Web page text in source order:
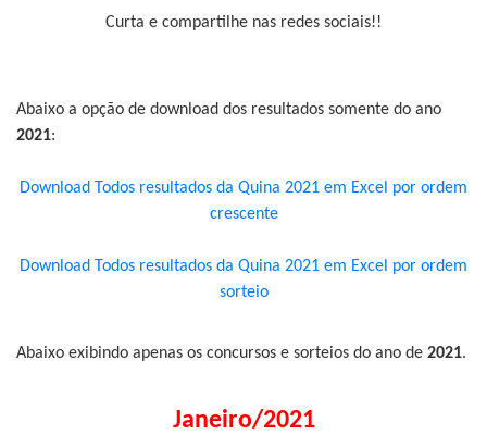
Curta e compartilhe nas redes sociais!!
Abaixo a opção de download dos resultados somente do ano
2021:
Download Todos resultados da Quina 2021 em Excel por ordem
crescente
Download Todos resultados da Quina 2021 em Excel por ordem
sorteio
Abaixo exibindo apenas os concursos e sorteios do ano de 2021.
Janeiro/2021